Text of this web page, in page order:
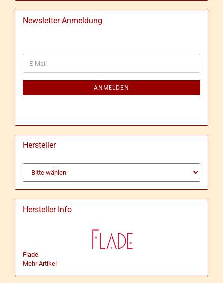
Newsletter-Anmeldung
ZUR
E-
Mail
ANMELDEN
Hersteller
Hersteller Info
Flade
Mehr Artikel